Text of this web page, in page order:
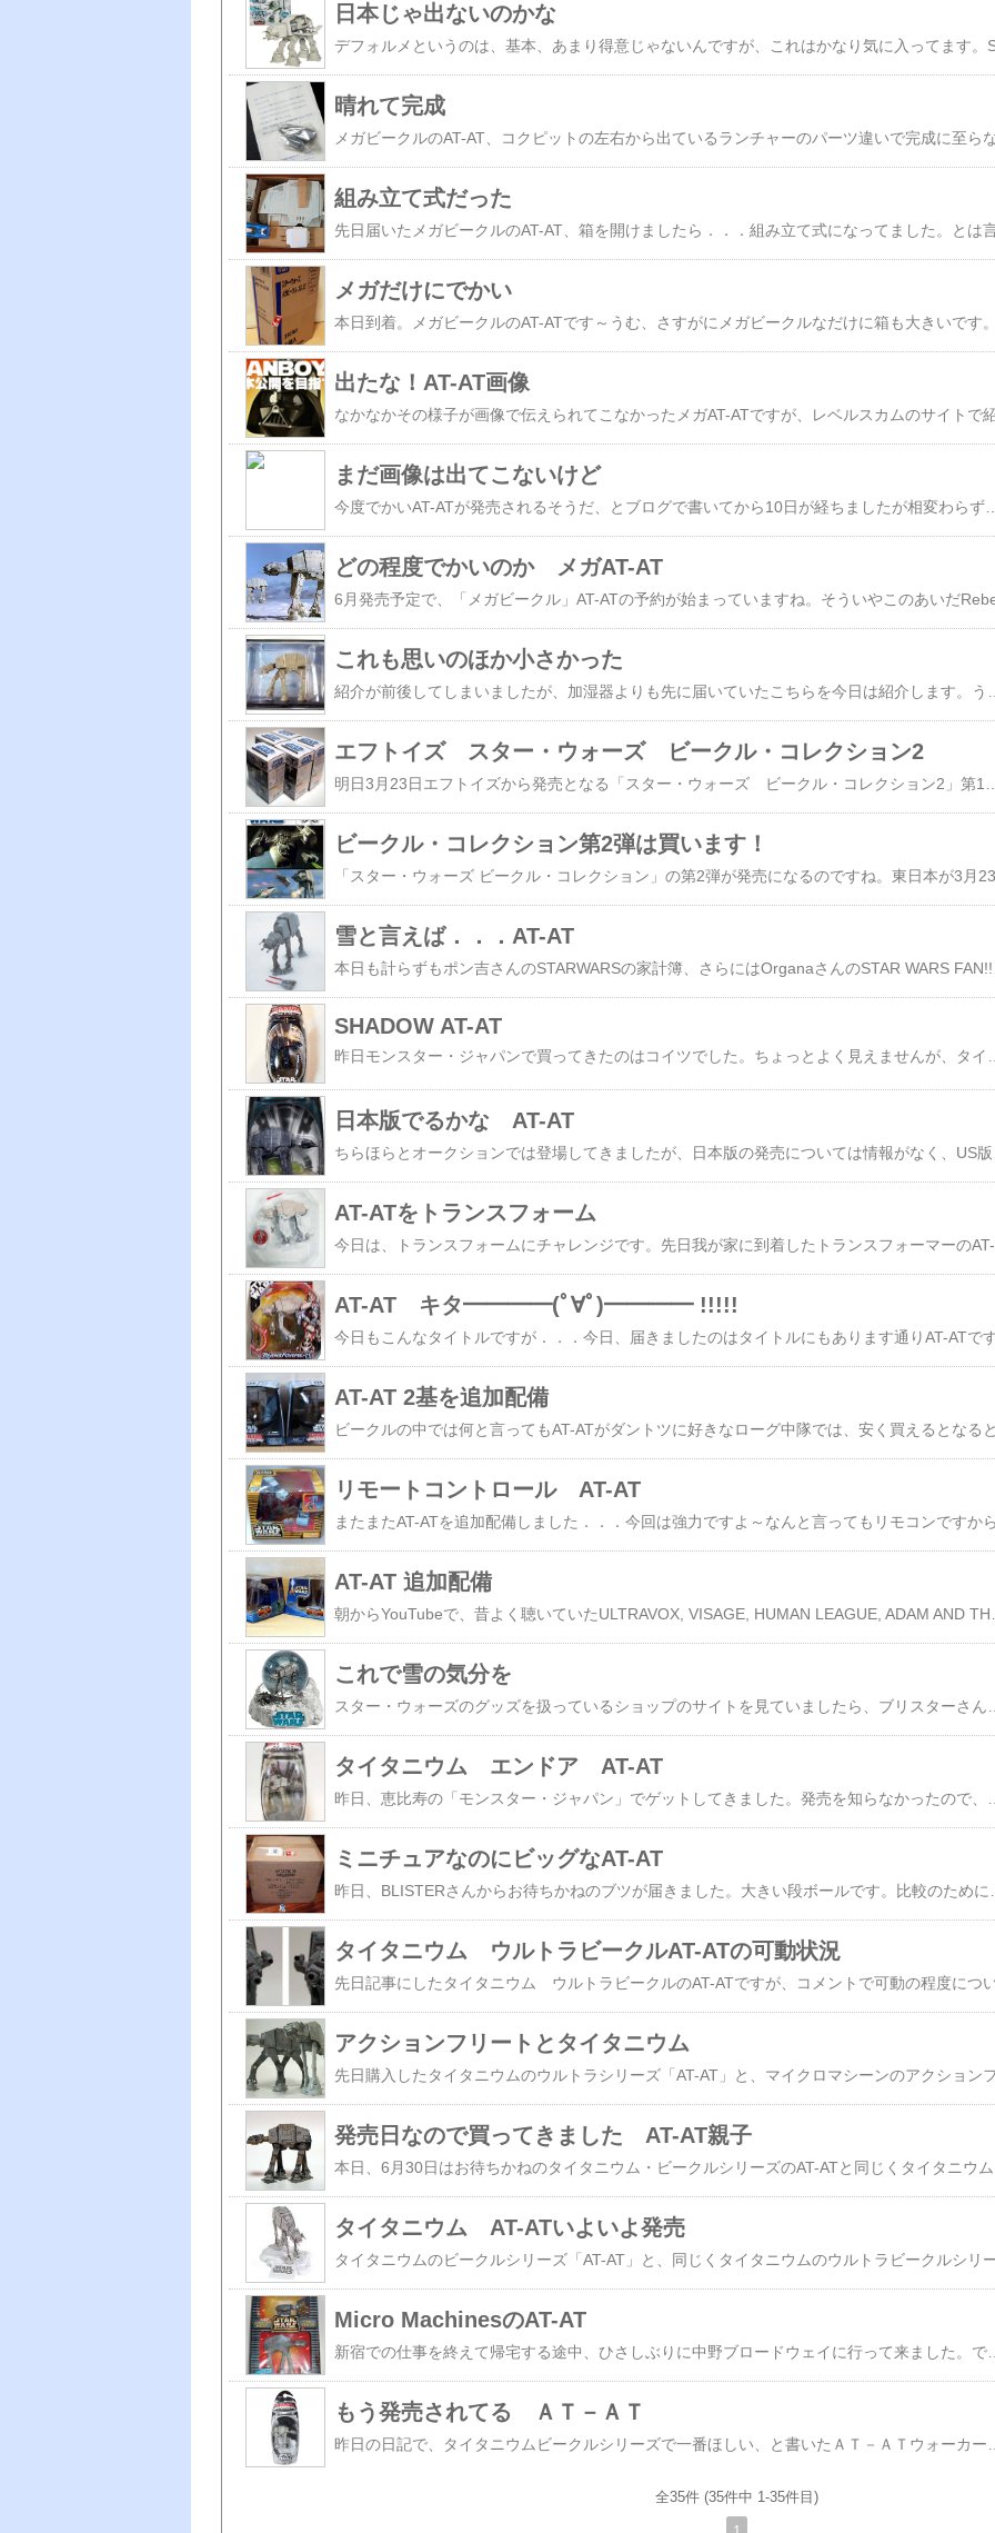
日本じゃ出ないのかな
晴れて完成
組み立て式だった
メガだけにでかい
出たな！AT-AT画像
まだ画像は出てこないけど
今度でかいAT-ATが発売されるそうだ、とブログで書いてから10日が経ちましたが相変わらずネット上で画像は出てきてませんね～しかし、予約を受け付けているショップのサイトを見たらサイズが書いてありました。全高約60センチう～ん、なかなかのでかさだ！でもって完全新造形ということだから造形に期待が持てそう～～以前のエレクトリックAT-ATって頭部がデカイのでどうも個人的には好きになれず購入していないので、ウチにある最もでかいAT-ATは高さ約35センチのものなんです。60センチともなれば存在感は抜群でしょうね～予約価格も1万5千円台のショップがいくつかあるので、お買い得価格だなあ。もうちょっと待って画像を確認した上で予約しようかな。【予約商品】【送料無料!!】スターウォーズ/ メガビークル: AT-ATさて皆さん、こちらはもう予約されました？ファンボーイズのDVD。実は私もまだ予約してないんです。ともかく買うことは買うんですが、まずは劇場公開目指して引き続きPRを続けておりますので、まだ署名がお済でない方、「Ｆａｎｂｏｙｓ（ファンボーイズ）」日本公開を目指す会 に賛同いただき、ぜひご署名を～～
どの程度でかいのか メガAT-AT
これも思いのほか小さかった
エフトイズ スター・ウォーズ ビークル・コレクション2
ビークル・コレクション第2弾は買います！
雪と言えば．．．AT-AT
SHADOW AT-AT
日本版でるかな AT-AT
AT-ATをトランスフォーム
AT-AT キタ━━━━(ﾟ∀ﾟ)━━━━ !!!!!
AT-AT 2基を追加配備
リモートコントロール AT-AT
AT-AT 追加配備
これで雪の気分を
タイタニウム エンドア AT-AT
ミニチュアなのにビッグなAT-AT
タイタニウム ウルトラビークルAT-ATの可動状況
アクションフリートとタイタニウム
発売日なので買ってきました AT-AT親子
タイタニウム AT-ATいよいよ発売
Micro MachinesのAT-AT
新宿での仕事を終えて帰宅する途中、ひさしぶりに中野ブロードウェイに行って来ました。で購入したのが、私が大好きなAT-AT。2階建てのフィギュアです。これは今は無きGaloob社のMicro Machines ACTION FLEETシリーズの中でも「SERIES ALPHA」と銘打たれたビークルのシリーズです。シリーズアルファはビークルの最終決定モデルと、コンセプトデザインプロトタイプモデルが一緒に収まったものです。写真の上がコンセプトモデルで下がファイナルデザインとなっています。Micro Machinesとは言え、このシリーズはちっちゃいものではありません。大きさの比較のため、いつもの3.5インチベーシックR2-D2にご登場願いましょう。どうです、けっこう大きめでしょう。箱の高さは30センチあります。ホントは開封して遊びたいんですけど、なかなかもったいなくて開けられないんですよ．．．箱の裏にはコンセプトモデルの簡単な図面がありました。この図面をもとに形作られたのが、こちらこのモデルもなかなかいいですけど、比較するとやっぱり最終形のAT-ATのほうがカッコいいかな。スター・ウォーズのコレクションガイドブックで調べたところでは、このシリーズアルファは1997年～1998年の間に7種類、それからエピソード1でも3種類発売されているようです。ラインナップは1.X-Wing2.AT-AT3.Imperial Shuttle4.Rebel Snowspeeder5.Cloud Car6.Y-Wing7.B-Wingそれにエピソード1の8.Sith Infiltrator9.Royal Starship10.Naboo Fighterとなっています。ついでにAT-ATの足元には2体のちっちゃなフィギュアが付属しています。1体は、スノートルーパー、もう1体の真っ赤な顔したのはImperial Driverだそうですが、こんな赤い顔した人いましたっけ？．．．あ、手も赤いや。US版ではなく、ツクダオリジナルのシールが貼られた一応国内版で、古い品物ですが未開封。お値段は．．．税込み．．．1,050円！ 安いでしょ。イイもん、見つけたな、と満足な私でした。
もう発売されてる ＡＴ－ＡＴ
全35件 (35件中 1-35件目)